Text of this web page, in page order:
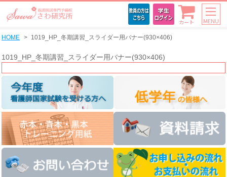
カート MENU
HOME 1019_HP_冬期講習_スライダー用バナー(930×406)
1019_HP_冬期講習_スライダー用バナー(930×406)